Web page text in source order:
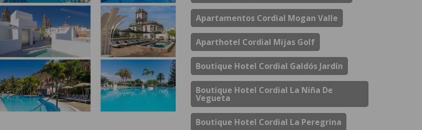
Apartamentos Cordial Mogan Valle
Aparthotel Cordial Mijas Golf
Boutique Hotel Cordial Galdós Jardín
Boutique Hotel Cordial La Niña De
Vegueta
Boutique Hotel Cordial La Peregrina